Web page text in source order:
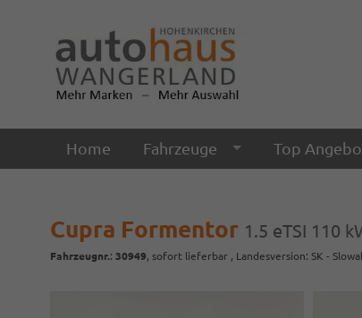
Home Fahrzeuge Top
Cupra Formentor 1.5 eTSI 110
Fahrzeugnr.: 30949, sofort lieferbar , Landesversion: SK -